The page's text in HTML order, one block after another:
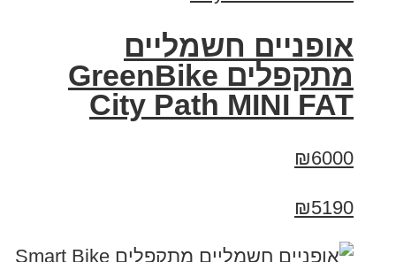
אופניים חשמליים
‏מתקפלים GreenBike
City Path MINI FAT
₪6000
₪5190